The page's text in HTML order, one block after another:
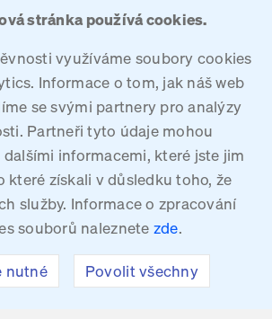
stránka používá cookies.
využíváme soubory cookies
Informace o tom, jak náš web
se svými partnery pro analýzy
Partneři tyto údaje mohou
informacemi, které jste jim
které získali v důsledku toho, že
služby. Informace o zpracování
souborů naleznete zde.
nutné Povolit všechny